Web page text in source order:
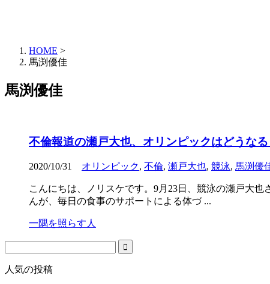
HOME >
馬渕優佳
馬渕優佳
不倫報道の瀬戸大也、オリンピックはどうなる
2020/10/31 オリンピック, 不倫, 瀬戸大也, 競泳, 馬渕優
こんにちは、ノリスケです。9月23日、競泳の瀬戸大
んが、毎日の食事のサポートによる体づ ...
一隅を照らす人
人気の投稿